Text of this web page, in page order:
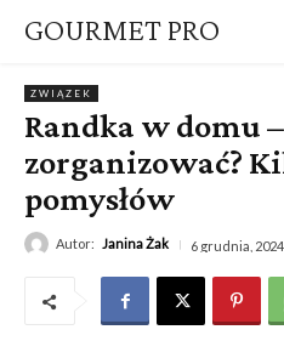
GOURMET PRO
ZWIĄZEK
Randka w domu
zorganizować?
pomysłów
Autor: Janina Żak 6 grudnia, 2024